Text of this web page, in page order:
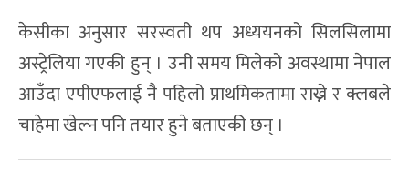
केसीका अनुसार सरस्वती थप अध्ययनको सिलसिलामा
अस्ट्रेलिया गएकी हुन् । उनी समय मिलेको अवस्थामा नेपाल
आउँदा एपीएफलाई नै पहिलो प्राथमिकतामा राख्ने र क्लबले
चाहेमा खेल्न पनि तयार हुने बताएकी छन् ।